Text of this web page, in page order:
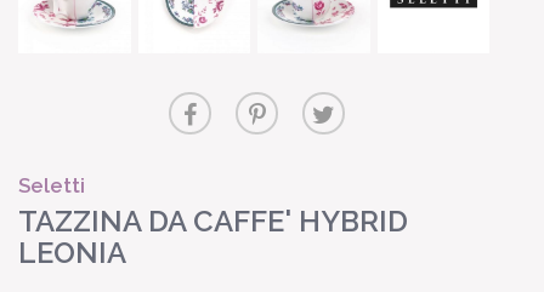
Seletti
TAZZINA DA CAFFE' HYBRID
LEONIA